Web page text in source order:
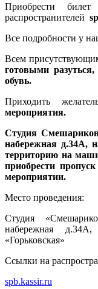
Приобрести
распространителей
Все подробности у
Всем
готовыми
обувь.
Приходить
мероприятия.
Студия Смешариков
набережная д.34А,
территорию на
приобрести
мероприятии.
Место проведения:
Студия
набережная
«Горьковская»
Ссылки на
spb.kassir.ru